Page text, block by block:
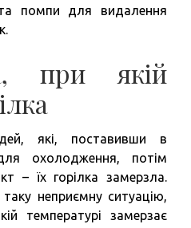
помпи для видалення
при якій
які, поставивши в
охолодження, потім
– їх горілка замерзла.
неприємну ситуацію,
температурі замерзає